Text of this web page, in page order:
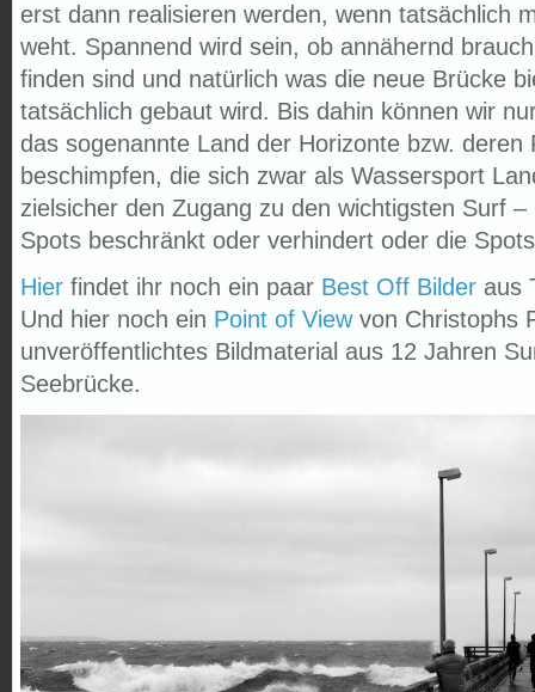
erst dann realisieren werden, wenn tatsächlich
weht. Spannend wird sein, ob annähernd
finden sind und natürlich was die neue Brücke
tatsächlich gebaut wird. Bis dahin können wir
das sogenannte Land der Horizonte bzw. deren
beschimpfen, die sich zwar als Wassersport
zielsicher den Zugang zu den wichtigsten Surf
Spots beschränkt oder verhindert oder die
Hier findet ihr noch ein paar Best Off Bilder aus
Und hier noch ein Point of Viewvon Christophs
unveröffentlichtes Bildmaterial aus 12 Jahren
Seebrücke.